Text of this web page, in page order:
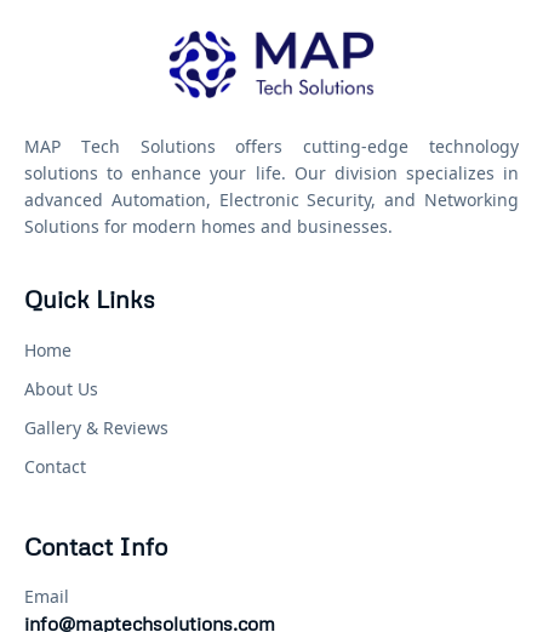
MAP Tech Solutions offers cutting-edge technology
solutions to enhance your life. Our division specializes in
advanced Automation, Electronic Security, and Networking
Solutions for modern homes and businesses.
Quick Links
Home
About Us
Gallery & Reviews
Contact
Contact Info
Email
info@maptechsolutions.com